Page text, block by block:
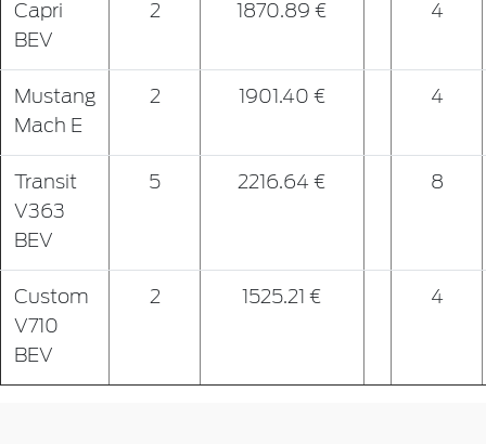
Capri
BEV
2 1870.89 € 4
Mustang
Mach E
2 1901.40 € 4
Transit
V363
BEV
5 2216.64 € 8
Custom
V710
BEV
2 1525.21 € 4